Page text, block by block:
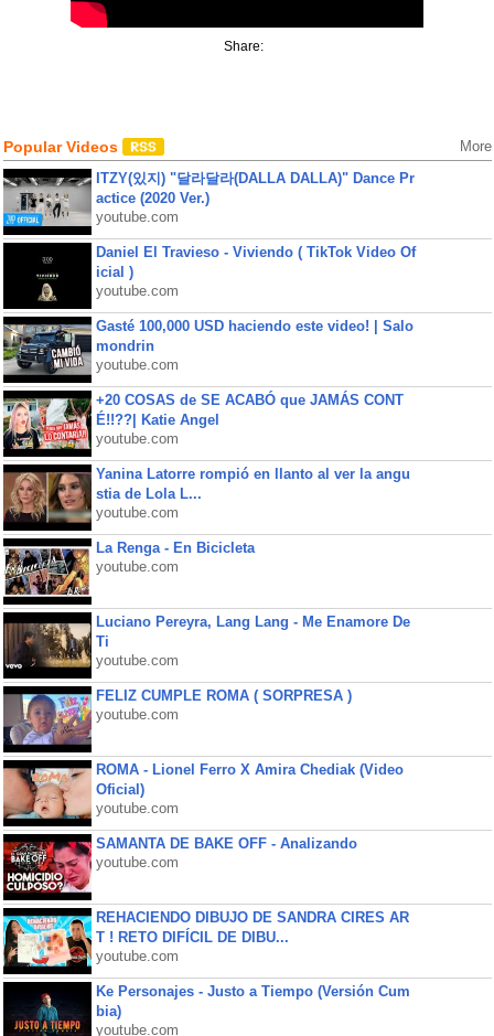
Share:
Popular Videos More
ITZY(있지) "달라달라(DALLA DALLA)" Dance Pr
actice (2020 Ver.)
youtube.com
Daniel El Travieso - Viviendo ( TikTok Video Of
icial )
youtube.com
Gasté 100,000 USD haciendo este video! | Salo
mondrin
youtube.com
+20 COSAS de SE ACABÓ que JAMÁS CONT
É!!??| Katie Angel
youtube.com
Yanina Latorre rompió en llanto al ver la angu
stia de Lola L...
youtube.com
La Renga - En Bicicleta
youtube.com
Luciano Pereyra, Lang Lang - Me Enamore De
Ti
youtube.com
FELIZ CUMPLE ROMA ( SORPRESA )
youtube.com
ROMA - Lionel Ferro X Amira Chediak (Video
Oficial)
youtube.com
SAMANTA DE BAKE OFF - Analizando
youtube.com
REHACIENDO DIBUJO DE SANDRA CIRES AR
T ! RETO DIFÍCIL DE DIBU...
youtube.com
Ke Personajes - Justo a Tiempo (Versión Cum
bia)
youtube.com